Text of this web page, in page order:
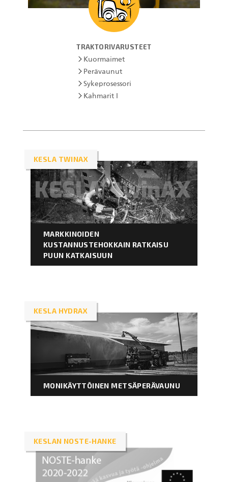
TRAKTORIVARUSTEET
Kuormaimet
Perävaunut
Sykeprosessori
Kahmarit I
KESLA TWINAX
MARKKINOIDEN
KUSTANNUSTEHOKKAIN RATKAISU
PUUN KATKAISUUN
KESLA HYDRAX
MONIKÄYTTÖINEN METSÄPERÄVAUNU
KESLAN NOSTE-HANKE